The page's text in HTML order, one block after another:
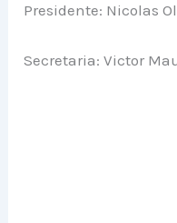
Presidente: Nicolas
Secretaria: Victor